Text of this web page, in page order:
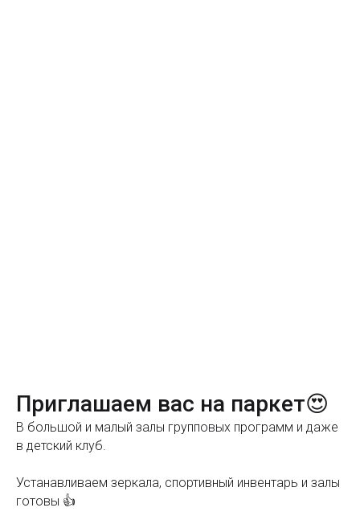
Приглашаем вас на паркет😍
В большой и малый залы групповых программ и даже
в детский клуб.
Устанавливаем зеркала, спортивный инвентарь и залы
готовы 👍